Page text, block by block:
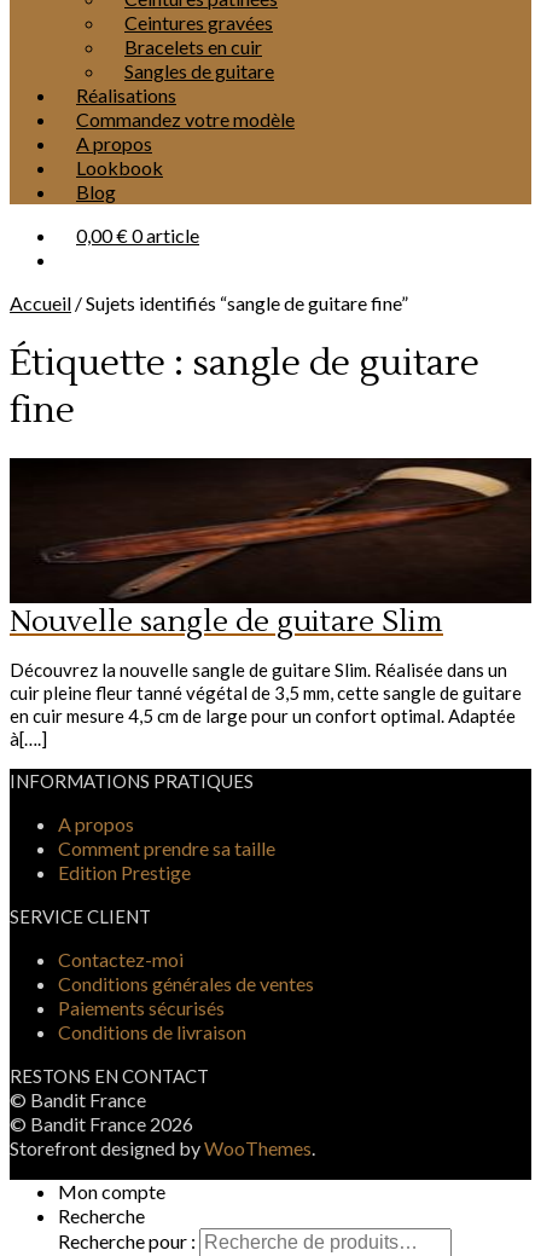
Ceintures gravées
Bracelets en cuir
Sangles de guitare
Réalisations
Commandez votre modèle
A propos
Lookbook
Blog
0,00 €0 article
Accueil /Sujets identifiés “sangle de guitare fine”
Étiquette : sangle de guitare
fine
Nouvelle sangle de guitare Slim
Découvrez la nouvelle sangle de guitare Slim. Réalisée dans un
cuir pleine fleur tanné végétal de 3,5 mm, cette sangle de guitare
en cuir mesure 4,5 cm de large pour un confort optimal. Adaptée
à[….]
INFORMATIONS PRATIQUES
A propos
Comment prendre sa taille
Edition Prestige
SERVICE CLIENT
Contactez-moi
Conditions générales de ventes
Paiements sécurisés
Conditions de livraison
RESTONS EN CONTACT
© Bandit France
© Bandit France 2026
Storefront designed byWooThemes.
Mon compte
Recherche
Recherche pour :